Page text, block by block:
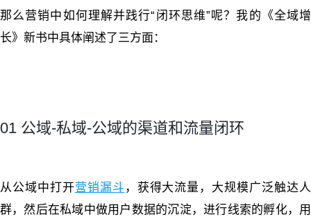
那么营销中如何理解并践行“闭环思维”呢？我的《全域增
长》新书中具体阐述了三方面：
01 公域-私域-公域的渠道和流量闭环
从公域中打开营销漏斗 ，获得大流量，大规模广泛触达人
群，然后在私域中做用户数据的沉淀，进行线索的孵化，用